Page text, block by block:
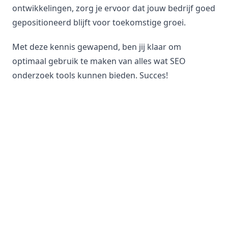
ontwikkelingen, zorg je ervoor dat jouw bedrijf goed
gepositioneerd blijft voor toekomstige groei.
Met deze kennis gewapend, ben jij klaar om
optimaal gebruik te maken van alles wat SEO
onderzoek tools kunnen bieden. Succes!